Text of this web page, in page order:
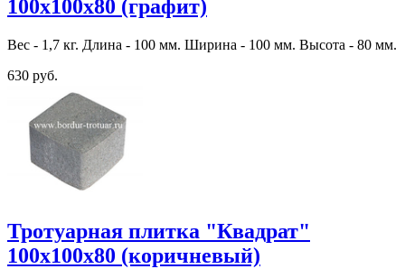
100х100х80 (графит)
Вес - 1,7 кг. Длина - 100 мм. Ширина - 100 мм. Высота - 80 мм.
630 руб.
Тротуарная плитка "Квадрат"
100х100х80 (коричневый)